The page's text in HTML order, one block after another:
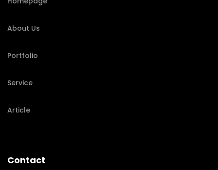
About Us
Portfolio
Service
Article
Contact